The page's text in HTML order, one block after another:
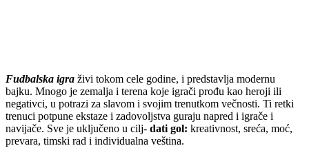
Fudbalska igra živi tokom cele godine, i predstavlja modernu
bajku. Mnogo je zemalja i terena koje igrači prođu kao heroji ili
negativci, u potrazi za slavom i svojim trenutkom večnosti. Ti retki
trenuci potpune ekstaze i zadovoljstva guraju napred i igrače i
navijače. Sve je uključeno u cilj- dati gol: kreativnost, sreća, moć,
prevara, timski rad i individualna veština.